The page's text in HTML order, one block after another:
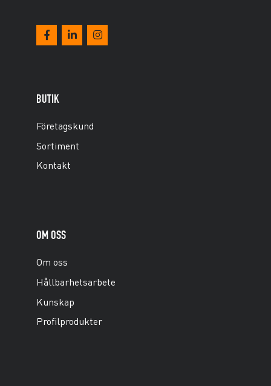
BUTIK
Företagskund
Sortiment
Kontakt
OM OSS
Om oss
Hållbarhetsarbete
Kunskap
Profilprodukter